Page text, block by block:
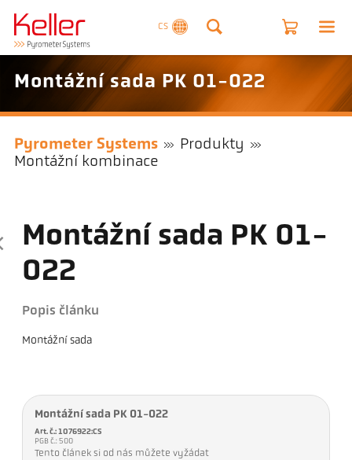
CS
Montážní sada PK 01-022
Pyrometer Systems
Produkty
Montážní kombinace
Montážní sada PK 01-
022
Popis článku
Montážní sada
Montážní sada PK 01-022
Art. č.: 1076922:CS
PGB č.: 500
Tento článek si od nás můžete vyžádat